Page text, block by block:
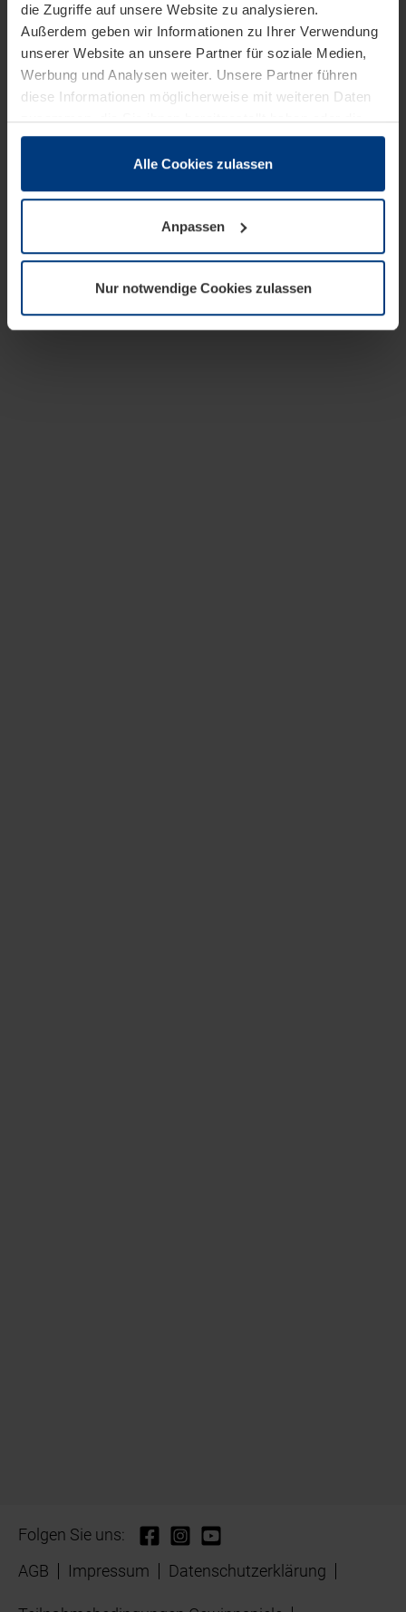
die Zugriffe auf unsere Website zu analysieren.
Außerdem geben wir Informationen zu Ihrer Verwendung
unserer Website an unsere Partner für soziale Medien,
Werbung und Analysen weiter. Unsere Partner führen
diese Informationen möglicherweise mit weiteren Daten
zusammen, die Sie ihnen bereitgestellt haben oder die
sie im Rahmen Ihrer Nutzung der Dienste gesammelt
wenn diese für den Betrieb dieser Seite unbedingt
notwendig sind. Für alle anderen Cookie-Typen benötigen
wir Ihre Erlaubnis. Ihre Einwilligung können Sie jederzeit
Datenschutzerklärungunserer Website ändern oder
widerrufen.
Alle Cookies zulassen
Anpassen
Nur notwendige Cookies zulassen
Folgen Sie uns:
AGB
Impressum Datenschutzerklärung